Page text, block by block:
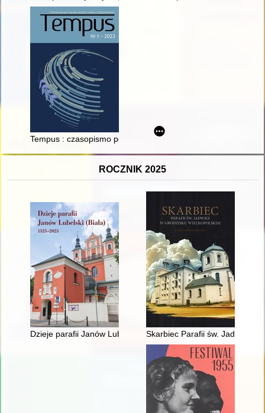
Tempus : czasopismo poświęcone dziejom relacji
ROCZNIK 2025
Dzieje parafii Janów Lubelski (Biała) 1325-2025
Skarbiec Parafii św. Jadwigi w